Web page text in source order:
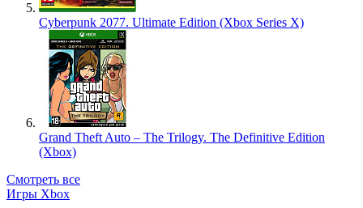
Cyberpunk 2077. Ultimate Edition (Xbox Series X)
Grand Theft Auto – The Trilogy. The Definitive Edition
(Xbox)
Смотреть все
Игры Xbox